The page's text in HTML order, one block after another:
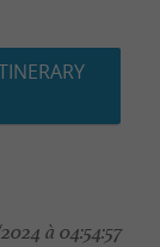
à 04:54:57